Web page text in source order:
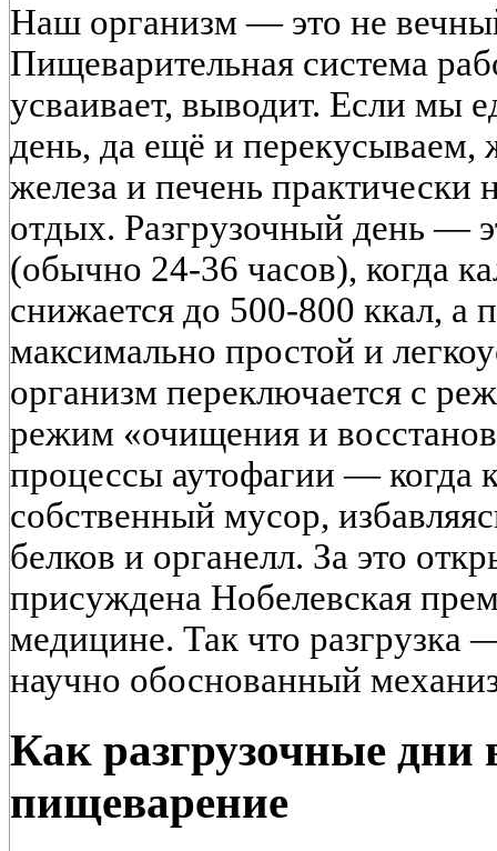
Наш организм — это не
Пищеварительная система
усваивает, выводит. Если мы
день, да ещё и перекусываем,
железа и печень
отдых. Разгрузочный день —
(обычно 24-36 часов), когда
снижается до 500-800 ккал, а
максимально простой и
организм переключается с
режим «очищения и
процессы аутофагии — когда
собственный мусор,
белков и органелл. За это
присуждена Нобелевская
медицине. Так что разгрузка
научно обоснованный
Как разгрузочные дни
пищеварение